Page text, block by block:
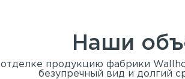
Наши
отделке продукцию фабрики
безупречный вид и долгий